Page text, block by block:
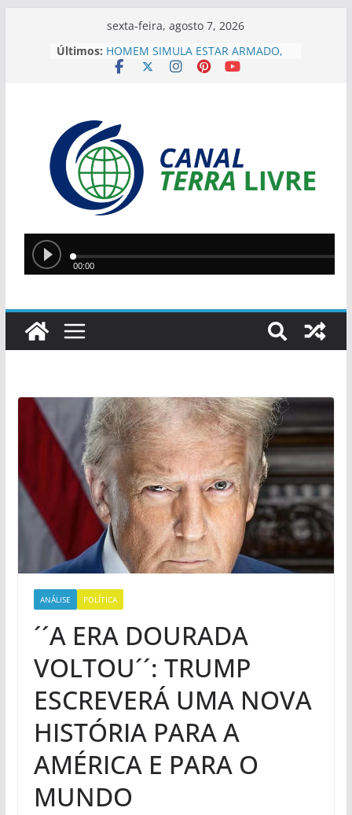
sexta-feira, agosto 7, 2026
Últimos: HOMEM SIMULA ESTAR ARMADO,
ROUBA MOTOCICLETA, MAS É
PORTA-MALAS É PRESO PELO 22°
DP NA ZONA NORTE
Suspeito de furtos e
arrombamentos é preso após
tentar fugir em Floriano
“DEUS FOI QUEM MOVEU A MINHA
RELIGIOSOS
Teresina recebe etapa do Circuito
ANÁLISE POLÍTICA
´´A ERA DOURADA
VOLTOU´´: TRUMP
ESCREVERÁ UMA NOVA
HISTÓRIA PARA A
AMÉRICA E PARA O
MUNDO